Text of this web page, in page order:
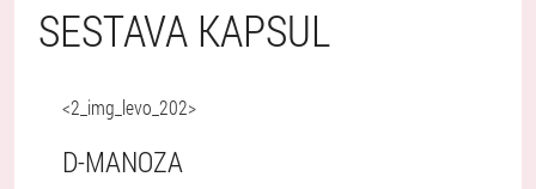
SESTAVA KAPSUL
<2_img_levo_202>
D-MANOZA